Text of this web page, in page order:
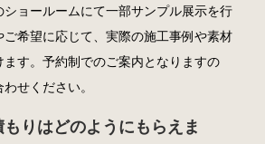
ョールームにて一部サンプル展示を行
ご希望に応じて、実際の施工事例や素材
ます。予約制でのご案内となりますの
せください。
りはどのようにもらえま